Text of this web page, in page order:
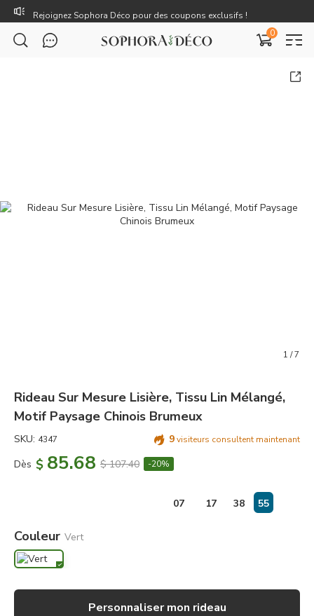
Rejoignez Sophora Déco pour des coupons exclusifs !
0
1 /7
Rideau Sur Mesure Lisière, Tissu Lin Mélangé,
Motif Paysage Chinois Brumeux
SKU: 4347 9visiteurs consultent maintenant
Dès $ 85.68 $ 107.40 -20%
07 17 38 55
Couleur Vert
Personnaliser mon rideau